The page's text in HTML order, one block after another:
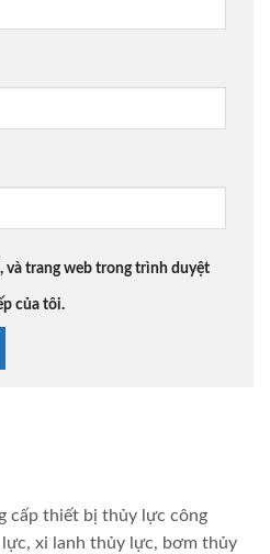
và trang web trong trình duyệt
của tôi.
cấp thiết bị thủy lực công
xi lanh thủy lực, bơm thủy